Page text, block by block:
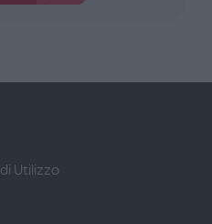
Utilizzo